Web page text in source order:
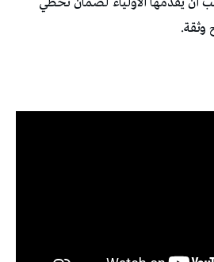
وثقة.